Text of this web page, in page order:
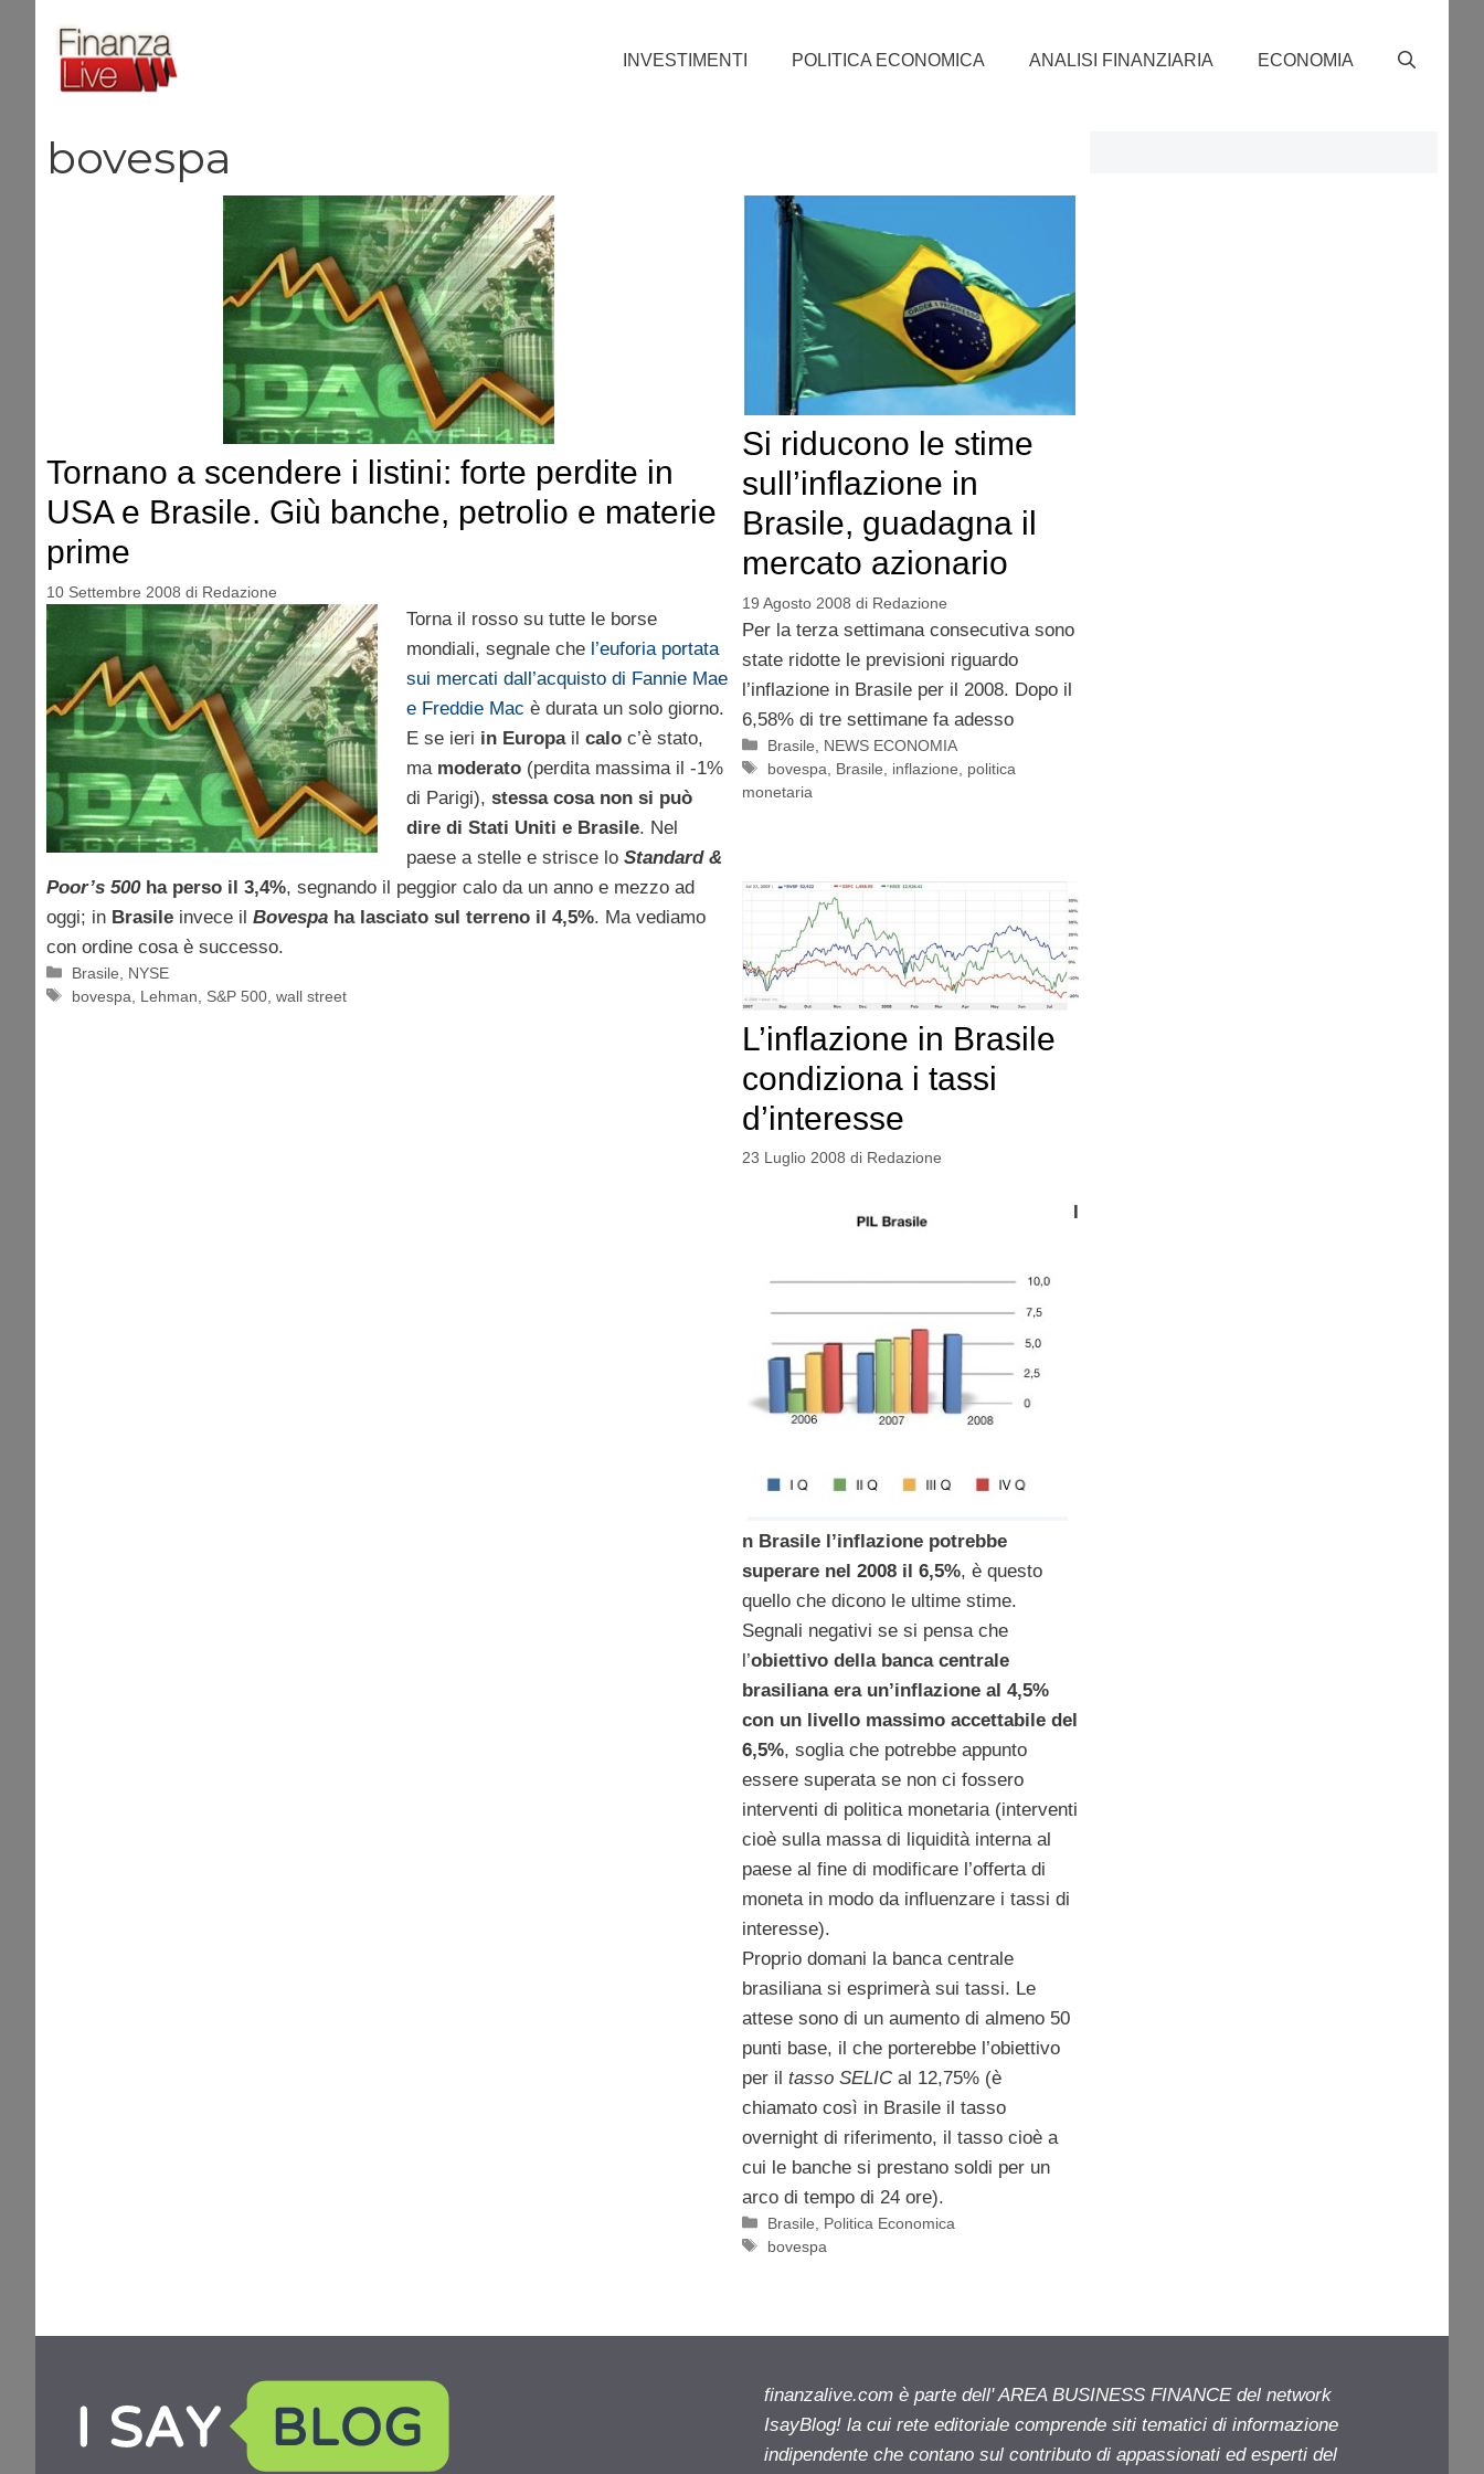
contenuto
INVESTIMENTI POLITICA ECONOMICA ANALISI FINANZIARIA ECONOMIA
bovespa
Tornano a scendere i listini: forte perdite in
USA e Brasile. Giù banche, petrolio e materie
prime
10 Settembre 2008 di Redazione
Torna il rosso su tutte le borse
mondiali, segnale che l’euforia portata
sui mercati dall’acquisto di Fannie Mae
e Freddie Mac è durata un solo giorno.
E se ieri in Europail caloc’è stato,
ma moderato(perdita massima il -1%
di Parigi), stessa cosa non si può
dire di Stati Uniti e Brasile. Nel
paese a stelle e strisce lo Standard &
Poor’s 500ha perso il 3,4%, segnando il peggior calo da un anno e mezzo ad
oggi; in Brasile invece il Bovespa ha lasciato sul terreno il 4,5%. Ma vediamo
con ordine cosa è successo.
Categorie
Brasile
NYSE
Tag
bovespa Lehman S&P 500 ,wall street
Si riducono le stime
sull’inflazione in
Brasile, guadagna il
mercato azionario
19 Agosto 2008 di Redazione
Per la terza settimana consecutiva sono
state ridotte le previsioni riguardo
l’inflazione in Brasile per il 2008. Dopo il
6,58% di tre settimane fa adesso
Categorie
Brasile
NEWS ECONOMIA
Tag
bovespa Brasile inflazione
politica
monetaria
L’inflazione in Brasile
condiziona i tassi
d’interesse
23 Luglio 2008 di Redazione
n Brasile l’inflazione potrebbe
superare nel 2008 il 6,5%, è questo
quello che dicono le ultime stime.
Segnali negativi se si pensa che
l’obiettivo della banca centrale
brasiliana era un’inflazione al 4,5%
con un livello massimo accettabile del
6,5%, soglia che potrebbe appunto
essere superata se non ci fossero
interventi di politica monetaria (interventi
cioè sulla massa di liquidità interna al
paese al fine di modificare l’offerta di
moneta in modo da influenzare i tassi di
interesse).
Proprio domani la banca centrale
brasiliana si esprimerà sui tassi. Le
attese sono di un aumento di almeno 50
punti base, il che porterebbe l’obiettivo
per il tasso SELICal 12,75% (è
chiamato così in Brasile il tasso
overnight di riferimento, il tasso cioè a
cui le banche si prestano soldi per un
arco di tempo di 24 ore).
Categorie
Brasile
Politica Economica
Tag
bovespa
finanzalive.com è parte dell' AREA BUSINESS FINANCE del network
IsayBlog! la cui rete editoriale comprende siti tematici di informazione
indipendente che contano sul contributo di appassionati ed esperti del